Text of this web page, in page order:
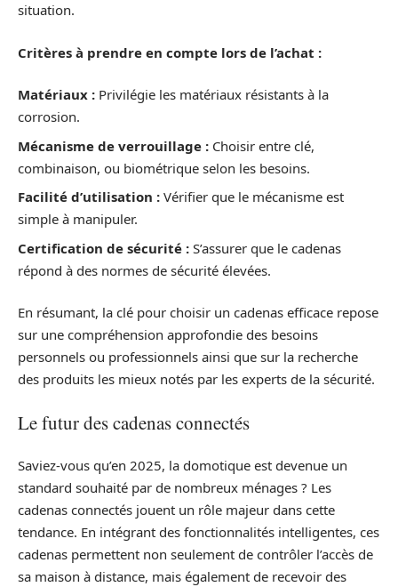
situation.
Critères à prendre en compte lors de l’achat :
Matériaux : Privilégie les matériaux résistants à la
corrosion.
Mécanisme de verrouillage : Choisir entre clé,
combinaison, ou biométrique selon les besoins.
Facilité d’utilisation : Vérifier que le mécanisme est
simple à manipuler.
Certification de sécurité : S’assurer que le cadenas
répond à des normes de sécurité élevées.
En résumant, la clé pour choisir un cadenas efficace repose
sur une compréhension approfondie des besoins
personnels ou professionnels ainsi que sur la recherche
des produits les mieux notés par les experts de la sécurité.
Le futur des cadenas connectés
Saviez-vous qu’en 2025, la domotique est devenue un
standard souhaité par de nombreux ménages ? Les
cadenas connectés jouent un rôle majeur dans cette
tendance. En intégrant des fonctionnalités intelligentes, ces
cadenas permettent non seulement de contrôler l’accès de
sa maison à distance, mais également de recevoir des